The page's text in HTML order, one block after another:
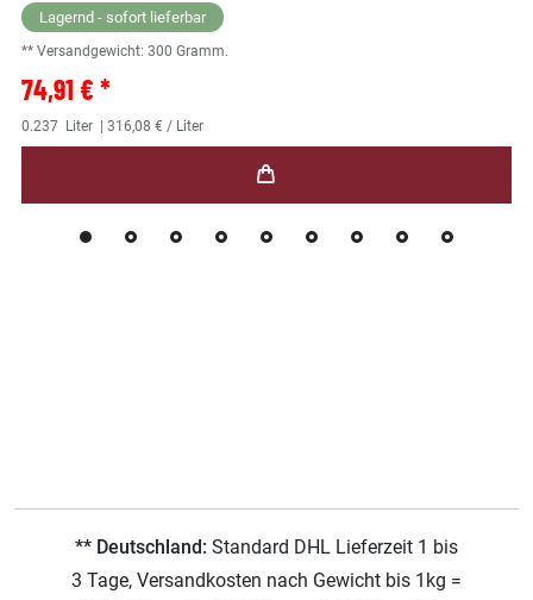
Lagernd - sofort lieferbar
** Versandgewicht: 300 Gramm.
74,91 € *
0.237 Liter | 316,08 € / Liter
** Deutschland: Standard DHL Lieferzeit 1 bis
3 Tage, Versandkosten nach Gewicht bis 1kg =